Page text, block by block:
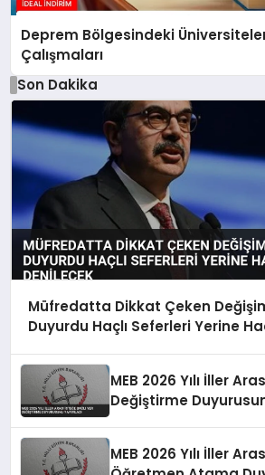
Deprem Bölgesindeki
Çalışmaları
Son Dakika
Müfredatta Dikkat Çeken
Duyurdu Haçlı Seferleri Yerine
MEB 2026 Yılı İller
Değiştirme
MEB 2026 Yılı İller